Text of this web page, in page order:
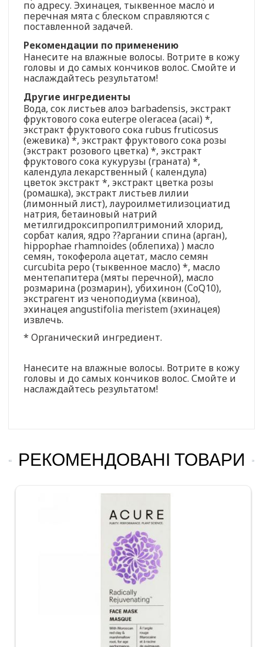
по адресу. Эхинацея, тыквенное масло и
перечная мята с блеском справляются с
поставленной задачей.
Рекомендации по применению
Нанесите на влажные волосы. Вотрите в кожу
головы и до самых кончиков волос. Смойте и
наслаждайтесь результатом!
Другие ингредиенты
Вода, сок листьев алоэ barbadensis, экстракт
фруктового сока euterpe oleracea (acai) *,
экстракт фруктового сока rubus fruticosus
(ежевика) *, экстракт фруктового сока розы
(экстракт розового цветка) *, экстракт
фруктового сока кукурузы (граната) *,
календула лекарственный ( календула)
цветок экстракт *, экстракт цветка розы
(ромашка), экстракт листьев лилии
(лимонный лист), лауроилметилизоциатид
натрия, бетаиновый натрий
метилгидроксипропилтримоний хлорид,
сорбат калия, ядро ??аргании спина (арган),
hippophae rhamnoides (облепиха) ) масло
семян, токоферола ацетат, масло семян
curcubita pepo (тыквенное масло) *, масло
ментепапитера (мяты перечной), масло
розмарина (розмарин), убихинон (CoQ10),
экстрагент из ченоподиума (квиноа),
эхинацея angustifolia meristem (эхинацея)
извлечь.
* Органический ингредиент.
Нанесите на влажные волосы. Вотрите в кожу
головы и до самых кончиков волос. Смойте и
наслаждайтесь результатом!
РЕКОМЕНДОВАНІ ТОВАРИ